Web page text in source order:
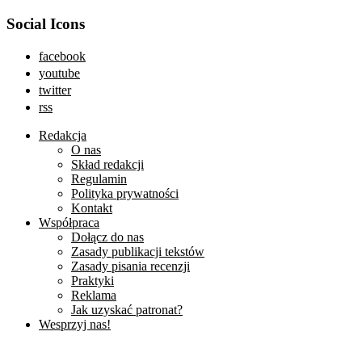
Social Icons
facebook
youtube
twitter
rss
Redakcja
O nas
Skład redakcji
Regulamin
Polityka prywatności
Kontakt
Współpraca
Dołącz do nas
Zasady publikacji tekstów
Zasady pisania recenzji
Praktyki
Reklama
Jak uzyskać patronat?
Wesprzyj nas!